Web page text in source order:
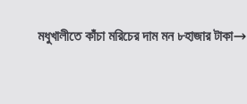
মধুখালীতে কাঁচা মরিচের দাম মন ৮হাজার টাকা